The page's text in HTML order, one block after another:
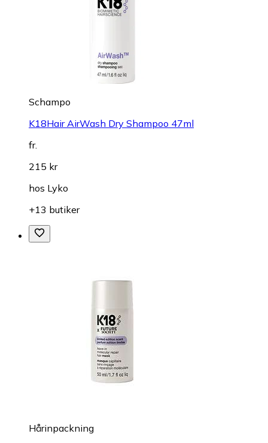
Schampo
K18Hair AirWash Dry Shampoo 47ml
fr.
215 kr
hos Lyko
+13 butiker
Hårinpackning